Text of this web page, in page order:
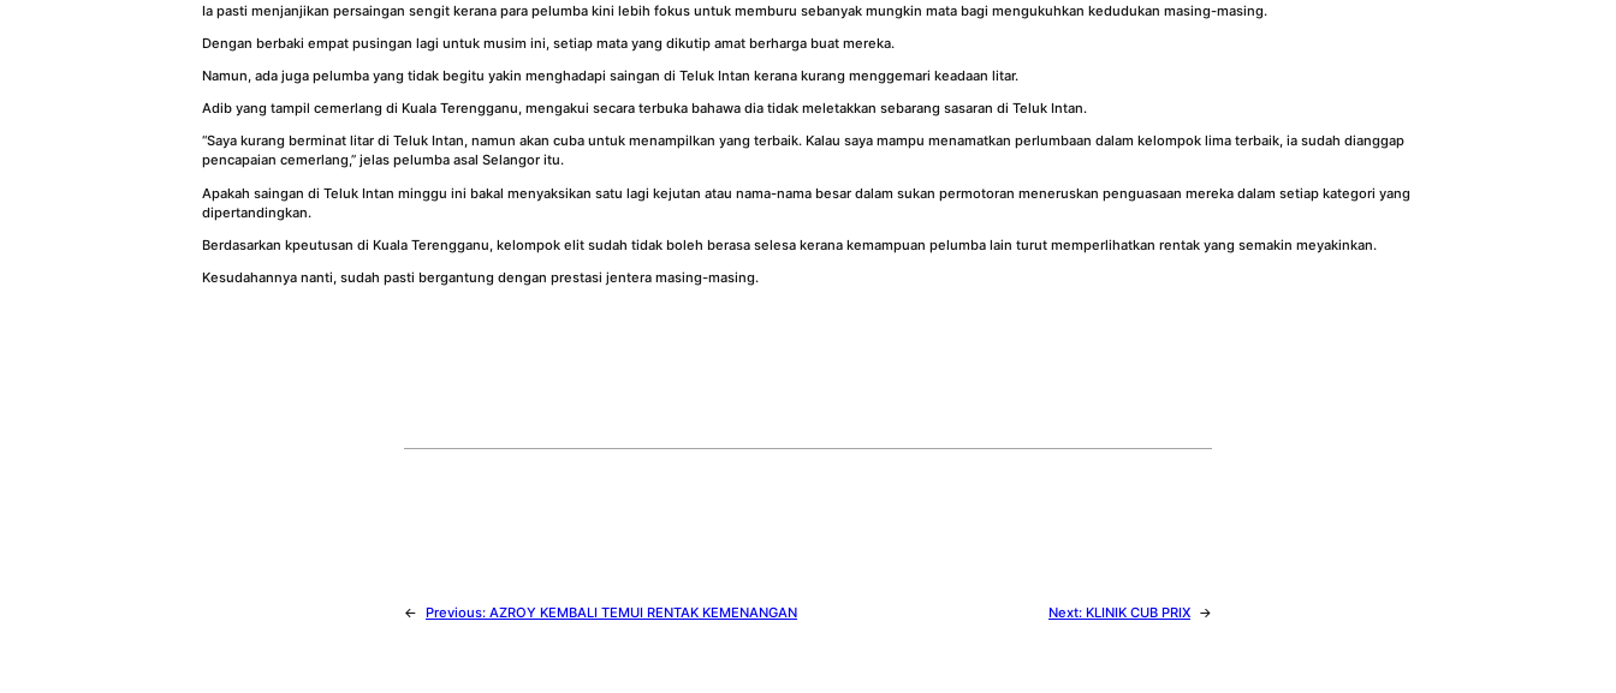
Ia pasti menjanjikan persaingan sengit kerana para pelumba kini lebih fokus untuk memburu sebanyak mungkin mata bagi mengukuhkan kedudukan masing-masing.
Dengan berbaki empat pusingan lagi untuk musim ini, setiap mata yang dikutip amat berharga buat mereka.
Namun, ada juga pelumba yang tidak begitu yakin menghadapi saingan di Teluk Intan kerana kurang menggemari keadaan litar.
Adib yang tampil cemerlang di Kuala Terengganu, mengakui secara terbuka bahawa dia tidak meletakkan sebarang sasaran di Teluk Intan.
“Saya kurang berminat litar di Teluk Intan, namun akan cuba untuk menampilkan yang terbaik. Kalau saya mampu menamatkan perlumbaan dalam kelompok lima terbaik, ia sudah dianggap
pencapaian cemerlang,” jelas pelumba asal Selangor itu.
Apakah saingan di Teluk Intan minggu ini bakal menyaksikan satu lagi kejutan atau nama-nama besar dalam sukan permotoran meneruskan penguasaan mereka dalam setiap kategori yang
dipertandingkan.
Berdasarkan kpeutusan di Kuala Terengganu, kelompok elit sudah tidak boleh berasa selesa kerana kemampuan pelumba lain turut memperlihatkan rentak yang semakin meyakinkan.
Kesudahannya nanti, sudah pasti bergantung dengan prestasi jentera masing-masing.
← Previous: AZROY KEMBALI TEMUI RENTAK KEMENANGAN Next: KLINIK CUB PRIX →